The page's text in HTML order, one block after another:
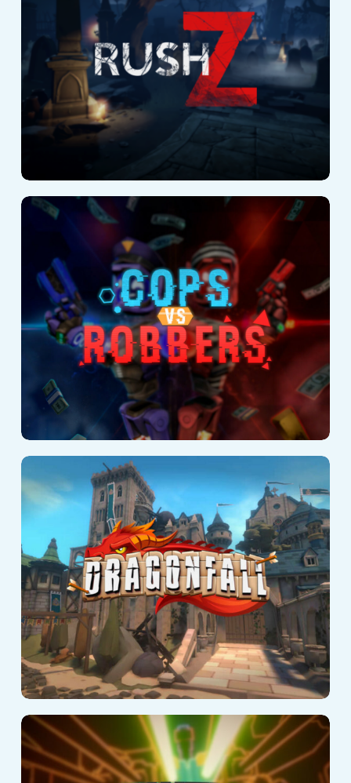
Cops vs Robbers
DragonFall
Pixel Hack